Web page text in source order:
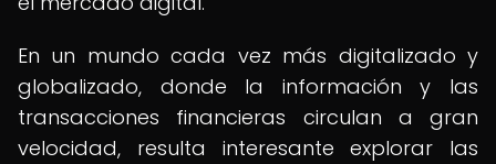
En un mundo cada vez más digitalizado y
globalizado, donde la información y las
transacciones financieras circulan a gran
velocidad, resulta interesante explorar las